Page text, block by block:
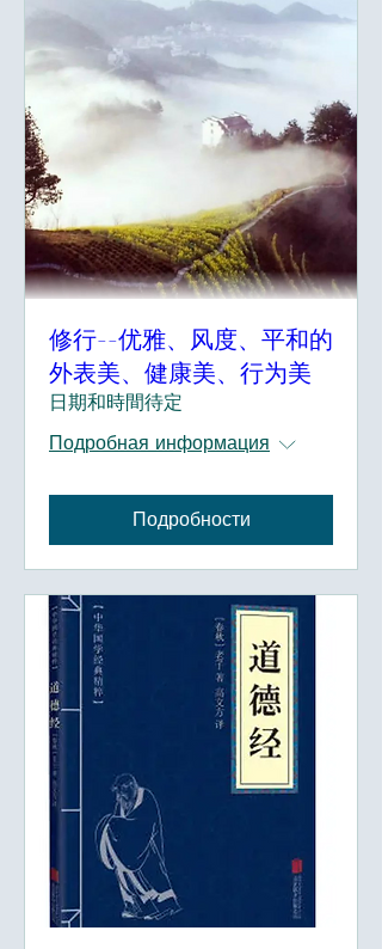
修行--优雅、风度、平和的
外表美、健康美、行为美
日期和時間待定
Подробная информация
Подробности